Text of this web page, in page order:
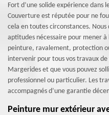
Fort d’une solide expérience dans
Couverture est réputée pour ne
cela en toutes circonstances.
aptitudes nécessaire pour mener
peinture, ravalement, protection
intervenir pour tous vos travaux
Margerides et que vous pouvez
professionnel ou particulier. Les
accompagnés d’une garantie
Peinture mur extérieur